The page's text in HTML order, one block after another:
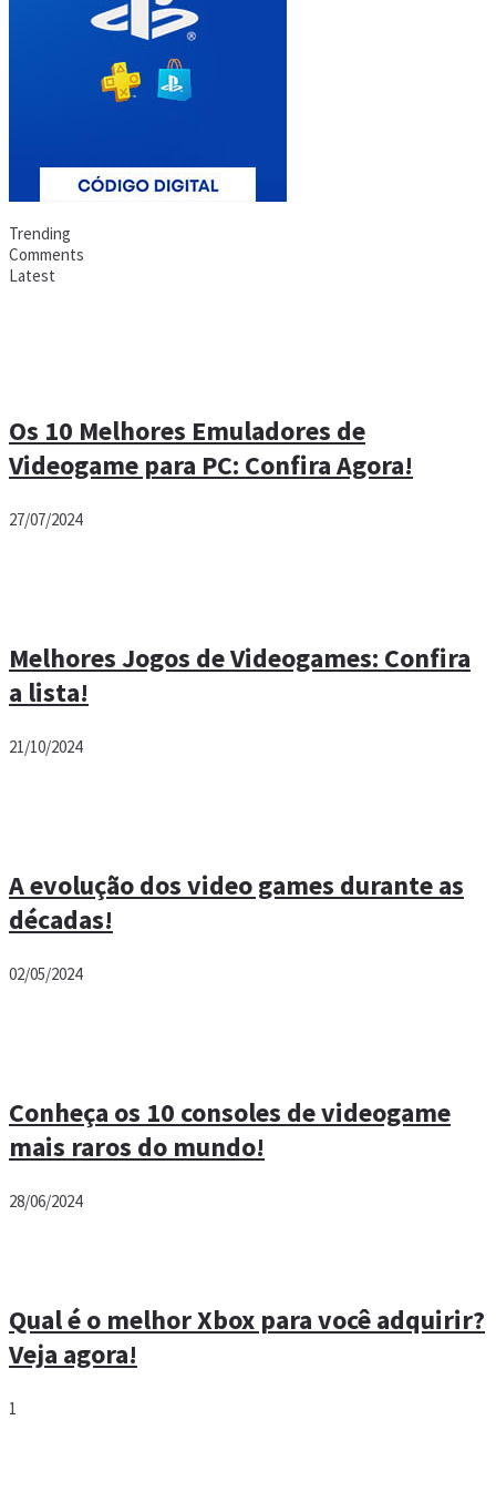
Trending
Comments
Latest
Os 10 Melhores Emuladores de
Videogame para PC: Confira Agora!
27/07/2024
Melhores Jogos de Videogames: Confira
a lista!
21/10/2024
A evolução dos video games durante as
décadas!
02/05/2024
Conheça os 10 consoles de videogame
mais raros do mundo!
28/06/2024
Qual é o melhor Xbox para você adquirir?
Veja agora!
1